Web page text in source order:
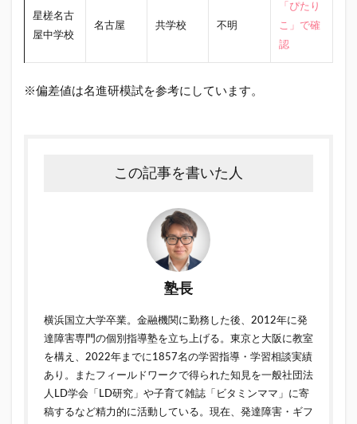
星槎名古
屋中学校
名古屋 共学校 不明
「ぴたり
こ」で確
認
※偏差値は名進研模試を参考にしています。
この記事を書いた人
塾長
横浜国立大学卒業。金融機関に勤務した後、2012年に発
達障害専門の個別指導塾を立ち上げる。東京と大阪に教室
を構え、2022年までに1857名の学習指導・学習相談実績
あり。またフィールドワークで得られた知見を一般社団法
人LD学会「LD研究」や子育て雑誌「ビタミンママ」に寄
稿するなど精力的に活動している。現在、 発達障害・ギフ